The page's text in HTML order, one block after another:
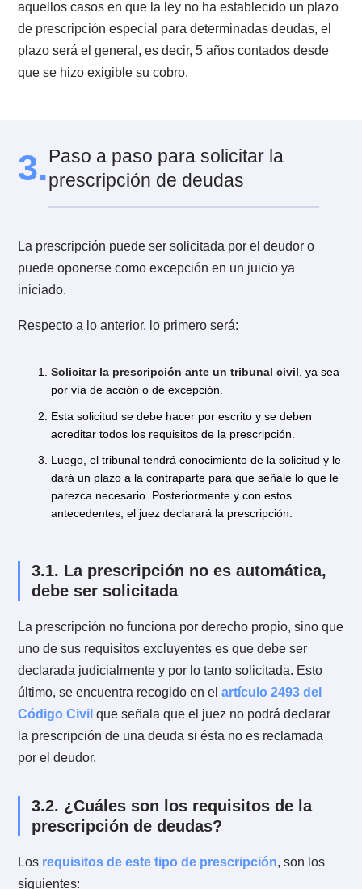
2.4. Prescripción de otras deudas
comunes
son susceptibles de prescribir. Los siguientes son
algunos ejemplos:
5 años para la prescripción de las acciones de cobro.
Deudas con autopistas o TAG: se aplicará la regla
Derechos de aseo municipal: se aplica la regla
respecto a la prescripción, es decir, 5 años, aunque
ha discutido jurisprudencialmente, que esta
podría ser de 3 años.
De los ejemplos dados se puede concluir que en
aquellos casos en que la ley no ha establecido un
plazo será el general, es decir, 5 años contados
que se hizo exigible su cobro.
3.Paso a paso para solicitar la
prescripción de deudas
puede oponerse como excepción en un juicio ya
iniciado.
Respecto a lo anterior, lo primero será: